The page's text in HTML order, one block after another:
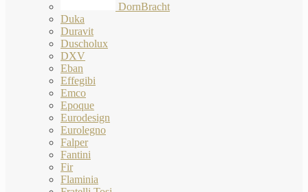
DornBracht
Duka
Duravit
Duscholux
DXV
Eban
Effegibi
Emco
Epoque
Eurodesign
Eurolegno
Falper
Fantini
Fir
Flaminia